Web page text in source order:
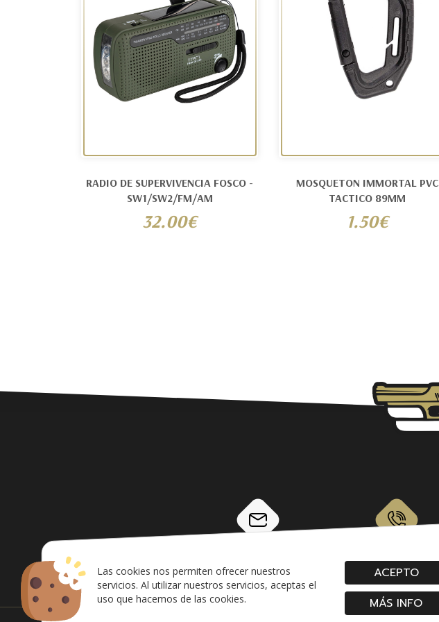
Las cookies nos permiten ofrecer nuestros
servicios. Al utilizar nuestros servicios, aceptas el
uso que hacemos de las cookies.
ACEPTO
MÁS INFO
RADIO DE SUPERVIVENCIA FOSCO -
SW1/SW2/FM/AM
32.00€
MOSQUETON IMMORTAL PVC
TACTICO 89MM
1.50€